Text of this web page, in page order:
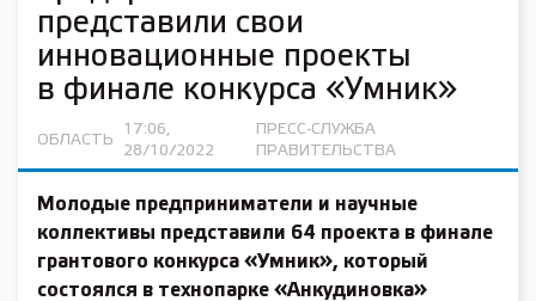
представили свои
инновационные проекты
в финале конкурса «Умник»
ОБЛАСТЬ
17:06,
28/10/2022
ПРЕСС-СЛУЖБА
ПРАВИТЕЛЬСТВА
Молодые предприниматели и научные
коллективы представили 64 проекта в финале
грантового конкурса «Умник», который
состоялся в технопарке «Анкудиновка»